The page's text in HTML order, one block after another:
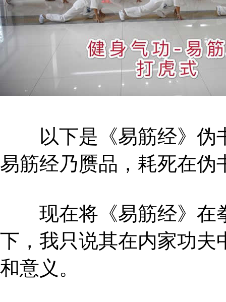
以下是《易筋经》伪
易筋经乃赝品，耗死在伪
现在将《易筋经》在
下，我只说其在内家功夫
和意义。